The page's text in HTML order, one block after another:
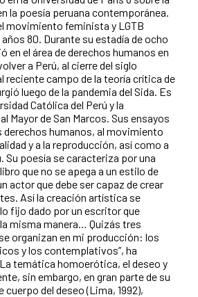
la poesía peruana contemporánea.
movimiento feminista y LGTB
80. Durante su estadía de ocho
en el área de derechos humanos en
a Perú, al cierre del siglo
reciente campo de la teoría crítica de
luego de la pandemia del Sida. Es
Católica del Perú y la
Mayor de San Marcos. Sus ensayos
derechos humanos, al movimiento
y a la reproducción, así como a
Su poesía se caracteriza por una
que no se apega a un estilo de
actor que debe ser capaz de crear
Así la creación artística se
fijo dado por un escritor que
misma manera… Quizás tres
organizan en mi producción: los
y los contemplativos”, ha
temática homoerótica, el deseo y
sin embargo, en gran parte de su
cuerpo del deseo (Lima, 1992),